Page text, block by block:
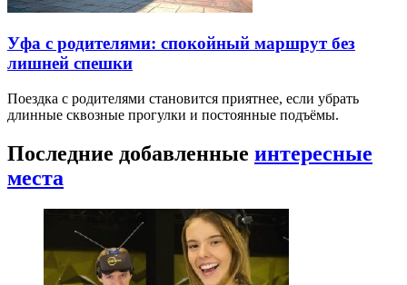
Уфа с родителями: спокойный маршрут без
лишней спешки
Поездка с родителями становится приятнее, если убрать
длинные сквозные прогулки и постоянные подъёмы.
Последние добавленные интересные
места